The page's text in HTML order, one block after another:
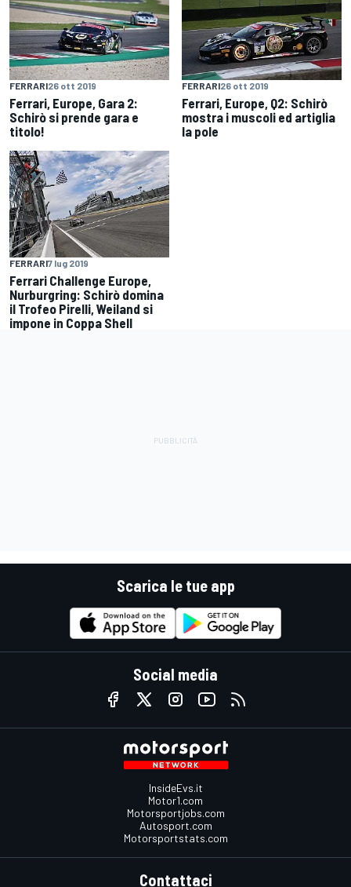
FERRARI26 ott 2019
Ferrari, Europe, Gara 2:
Schirò si prende gara e
titolo!
FERRARI26 ott 2019
Ferrari, Europe, Q2: Schirò
mostra i muscoli ed artiglia
la pole
FERRARI7 lug 2019
Ferrari Challenge Europe,
Nurburgring: Schirò domina
il Trofeo Pirelli, Weiland si
impone in Coppa Shell
Scarica le tue app
Social media
InsideEvs.it
Motor1.com
Motorsportjobs.com
Autosport.com
Motorsportstats.com
Contattaci